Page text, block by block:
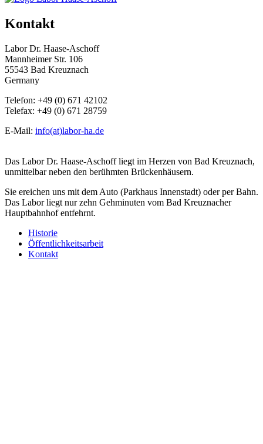
Kontakt
Labor Dr. Haase-Aschoff
Mannheimer Str. 106
55543 Bad Kreuznach
Germany
Telefon: +49 (0) 671 42102
Telefax: +49 (0) 671 28759
E-Mail: info(at)labor-ha.de
Das Labor Dr. Haase-Aschoff liegt im Herzen von Bad Kreuznach,
unmittelbar neben den berühmten Brückenhäusern.
Sie ereichen uns mit dem Auto (Parkhaus Innenstadt) oder per Bahn.
Das Labor liegt nur zehn Gehminuten vom Bad Kreuznacher
Hauptbahnhof entfehrnt.
Historie
Öffentlichkeitsarbeit
Kontakt